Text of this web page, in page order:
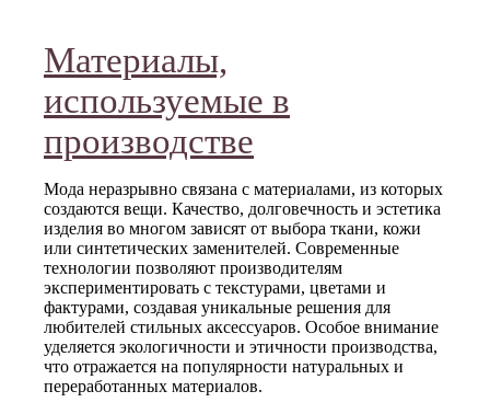
Материалы,
используемые в
производстве
Мода неразрывно связана с материалами, из которых
создаются вещи. Качество, долговечность и эстетика
изделия во многом зависят от выбора ткани, кожи
или синтетических заменителей. Современные
технологии позволяют производителям
экспериментировать с текстурами, цветами и
фактурами, создавая уникальные решения для
любителей стильных аксессуаров. Особое внимание
уделяется экологичности и этичности производства,
что отражается на популярности натуральных и
переработанных материалов.